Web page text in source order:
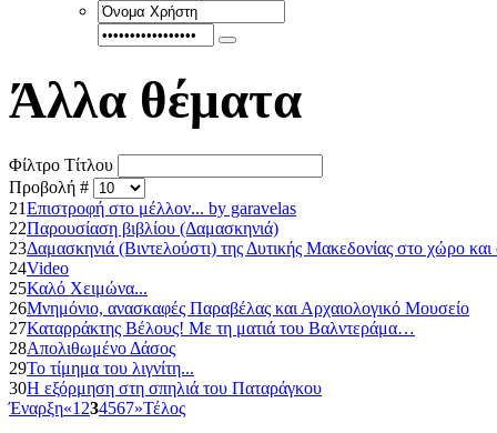
Άλλα θέματα
Φίλτρο Τίτλου
Προβολή #
21Επιστροφή στο μέλλον... by garavelas
22Παρουσίαση βιβλίου (Δαμασκηνιά)
23Δαμασκηνιά (Βιντελούστι) της Δυτικής Μακεδονίας στο χώρο
24Video
25Καλό Χειμώνα...
26Μνημόνιο, ανασκαφές Παραβέλας και Αρχαιολογικό Μουσείο
27Καταρράκτης Βέλους! Με τη ματιά του Βαλντεράμα…
28Απολιθωμένο Δάσος
29Το τίμημα του λιγνίτη...
30Η εξόρμηση στη σπηλιά του Παταράγκου
Έναρξη«1 234567»Τέλος